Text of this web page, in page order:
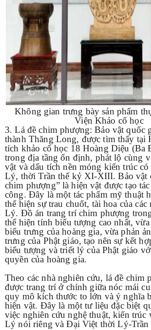
Không gian trưng bày sản phẩm
Viện Khảo cổ học
3. Lá đề chim phượng: Bảo vật quốc
thành Thăng Long, được tìm thấy tại
tích khảo cổ học 18 Hoàng Diệu (Ba
trong địa tầng ổn định, phát lộ cùng
vật và dấu tích nền móng kiến trúc
Lý, thời Trần thế kỷ XI-XIII. Bảo vật
chim phượng” là hiện vật được tạo
công. Đây là một tác phẩm mỹ thuật
thể hiện sự trau chuốt, tài hoa của
Lý. Đồ án trang trí chim phượng
thể hiện tính biểu tượng cao nhất,
biểu trưng của hoàng gia, vừa phản
trưng của Phật giáo, tạo nên sự kết
biểu tượng và triết lý của Phật giáo
quyền của hoàng gia.
Theo các nhà nghiên cứu, lá đề chim
được trang trí ở chính giữa nóc mái
quy mô kích thước to lớn và ý nghĩa
hiện vật. Đây là một tư liệu đặc biệt
việc nghiên cứu nghệ thuật, kiến trúc
Lý nói riêng và Đại Việt thời Lý-Trần